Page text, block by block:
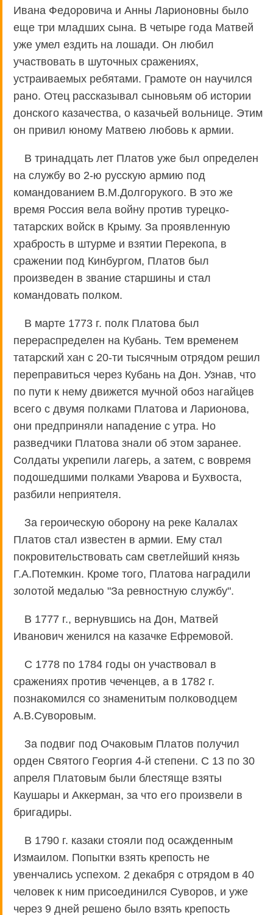
Ивана Федоровича и Анны Ларионовны было
еще три младших сына. В четыре года Матвей
уже умел ездить на лошади. Он любил
участвовать в шуточных сражениях,
устраиваемых ребятами. Грамоте он научился
рано. Отец рассказывал сыновьям об истории
донского казачества, о казачьей вольнице. Этим
он привил юному Матвею любовь к армии.
В тринадцать лет Платов уже был определен
на службу во 2-ю русскую армию под
командованием В.М.Долгорукого. В это же
время Россия вела войну против турецко-
татарских войск в Крыму. За проявленную
храбрость в штурме и взятии Перекопа, в
сражении под Кинбургом, Платов был
произведен в звание старшины и стал
командовать полком.
В марте 1773 г. полк Платова был
перераспределен на Кубань. Тем временем
татарский хан с 20-ти тысячным отрядом решил
переправиться через Кубань на Дон. Узнав, что
по пути к нему движется мучной обоз нагайцев
всего с двумя полками Платова и Ларионова,
они предприняли нападение с утра. Но
разведчики Платова знали об этом заранее.
Солдаты укрепили лагерь, а затем, с вовремя
подошедшими полками Уварова и Бухвоста,
разбили неприятеля.
За героическую оборону на реке Калалах
Платов стал известен в армии. Ему стал
покровительствовать сам светлейший князь
Г.А.Потемкин. Кроме того, Платова наградили
золотой медалью "За ревностную службу".
В 1777 г., вернувшись на Дон, Матвей
Иванович женился на казачке Ефремовой.
С 1778 по 1784 годы он участвовал в
сражениях против чеченцев, а в 1782 г.
познакомился со знаменитым полководцем
А.В.Суворовым.
За подвиг под Очаковым Платов получил
орден Святого Георгия 4-й степени. С 13 по 30
апреля Платовым были блестяще взяты
Каушары и Аккерман, за что его произвели в
бригадиры.
В 1790 г. казаки стояли под осажденным
Измаилом. Попытки взять крепость не
увенчались успехом. 2 декабря с отрядом в 40
человек к ним присоединился Суворов, и уже
через 9 дней решено было взять крепость